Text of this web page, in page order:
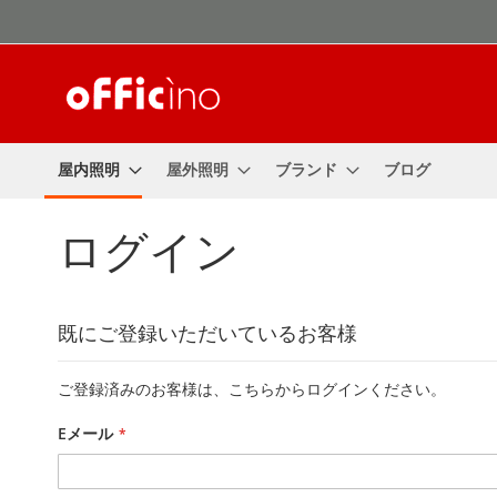
ン
ン
ツ
キ
ッ
屋内照明
屋外照明 ブランド ブログ
ログイン
既にご登録いただいているお客様
ご登録済みのお客様は、こちらからログインください。
Eメール